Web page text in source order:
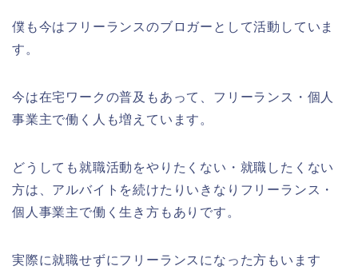
僕も今はフリーランスのブロガーとして活動していま
す。
今は在宅ワークの普及もあって、フリーランス・個人
事業主で働く人も増えています。
どうしても就職活動をやりたくない・就職したくない
方は、アルバイトを続けたりいきなりフリーランス・
個人事業主で働く生き方もありです。
実際に就職せずにフリーランスになった方もいます